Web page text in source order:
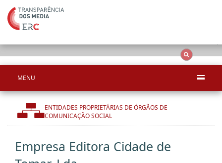
MENU
ENTIDADES PROPRIETÁRIAS DE ÓRGÃOS DE
COMUNICAÇÃO SOCIAL
Empresa Editora Cidade de